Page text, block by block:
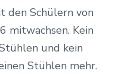
den Schülern von
mitwachsen. Kein
und kein
Stühlen mehr.